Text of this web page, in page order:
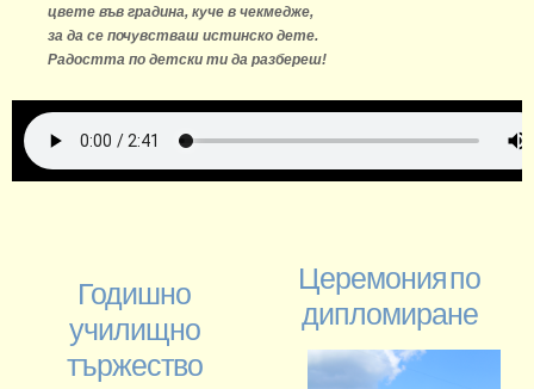
цвете във градина, куче в чекмедже,
за да се почувстваш истинско дете.
Радостта по детски ти да разбереш!
Годишно
училищно
тържество
Церемония по
дипломиране